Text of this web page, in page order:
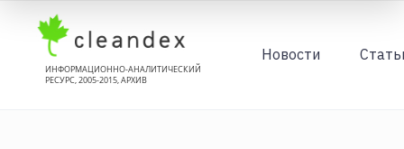
ИНФОРМАЦИОННО-АНАЛИТИЧЕСКИЙ
РЕСУРС, 2005-2015, АРХИВ
Новости